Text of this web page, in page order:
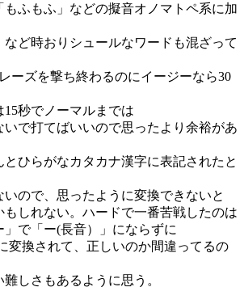
もふもふ」などの擬音オノマトペ系に加
など時おりシュールなワードも混ざって
ーズを撃ち終わるのにイージーなら30
15秒でノーマルまでは
で打てばいいので思ったより余裕があ
ひらがなカタカナ漢字に表記されたと
ので、思ったように変換できないと
もしれない。ハードで一番苦戦したのは
」で「ー(長音）」にならずに
変換されて、正しいのか間違ってるの
しさもあるように思う。